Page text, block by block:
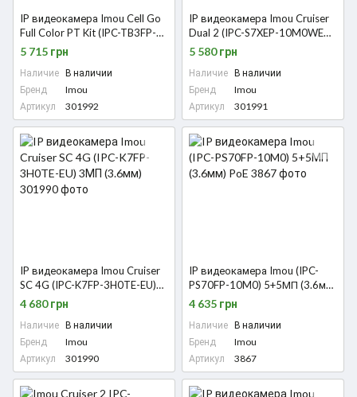
IP видеокамера Imou Cell Go
Full Color PT Kit (IPC-TB3FP-
3T0WE/FSP12-TYPEC) 3МП
Wi-Fi с аккумулятором и
солнечной панелью (2.8мм)
5 715 грн
Наличие В наличии
Бренд
Imou
Артикул
301992
IP видеокамера Imou Cruiser
Dual 2 (IPC-S7XEP-10M0WED)
10МП (3.6мм)
5 580 грн
Наличие В наличии
Бренд
Imou
Артикул
301991
IP видеокамера Imou Cruiser
SC 4G (IPC-K7FP-3H0TE-EU)
3МП (3.6мм)
4 680 грн
Наличие В наличии
Бренд
Imou
Артикул
301990
IP видеокамера Imou (IPC-
PS70FP-10M0) 5+5МП (3.6мм)
PoE
4 635 грн
Наличие В наличии
Бренд
Imou
Артикул
3867